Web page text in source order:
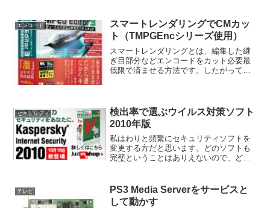
エンコード
スマートレンダリングでCMカッ
ト（TMPGEncシリーズ使用）
スマートレンダリングとは、編集した継
ぎ目部分などエンコードをカット必要最
低限で済ませる方法です。したがってエ
ートレンダリング...
セキュリティ
検出率で選ぶウイルス対策ソフト
2010年版
私はわりと頻繁にセキュリティソフトを
変更する方だと思います。どのソフトも
完璧ということはありえないので、どれ
フルスキャンしたらウイルスが見つかっ
た経験も何度かあります。...
テレビ
PS3 Media Serverをサービスと
して動かす